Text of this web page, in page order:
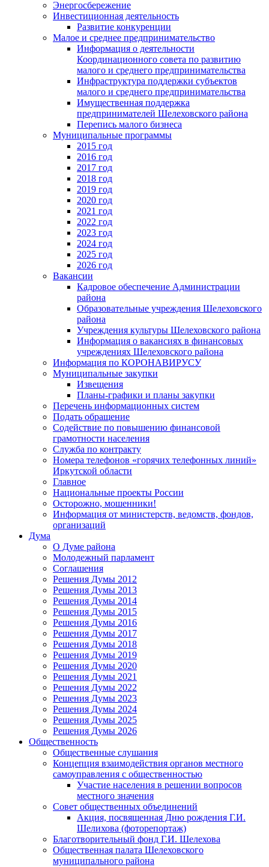
Энергосбережение
Инвестиционная деятельность
Развитие конкуренции
Малое и среднее предпринимательство
Информация о деятельности
Координационного совета по развитию
малого и среднего предпринимательства
Инфраструктура поддержки субъектов
малого и среднего предпринимательства
Имущественная поддержка
предпринимателей Шелеховского района
Перепись малого бизнеса
Муниципальные программы
2015 год
2016 год
2017 год
2018 год
2019 год
2020 год
2021 год
2022 год
2023 год
2024 год
2025 год
2026 год
Вакансии
Кадровое обеспечение Администрации
района
Образовательные учреждения Шелеховского
района
Учреждения культуры Шелеховского района
Информация о вакансиях в финансовых
учреждениях Шелеховского района
Информация по КОРОНАВИРУСУ
Муниципальные закупки
Извещения
Планы-графики и планы закупки
Перечень информационных систем
Подать обращение
Содействие по повышению финансовой
грамотности населения
Служба по контракту
Номера телефонов «горячих телефонных линий»
Иркутской области
Главное
Национальные проекты России
Осторожно, мошенники!
Информация от министерств, ведомств, фондов,
организаций
Дума
О Думе района
Молодежный парламент
Соглашения
Решения Думы 2012
Решения Думы 2013
Решения Думы 2014
Решения Думы 2015
Решения Думы 2016
Решения Думы 2017
Решения Думы 2018
Решения Думы 2019
Решения Думы 2020
Решения Думы 2021
Решения Думы 2022
Решения Думы 2023
Решения Думы 2024
Решения Думы 2025
Решения Думы 2026
Общественность
Общественные слушания
Концепция взаимодействия органов местного
самоуправления с общественностью
Участие населения в решении вопросов
местного значения
Совет общественных объединений
Акция, посвященная Дню рождения Г.И.
Шелихова (фоторепортаж)
Благотворительный фонд Г.И. Шелехова
Общественная палата Шелеховского
муниципального района